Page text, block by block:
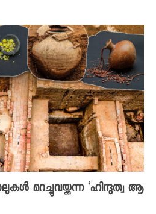
മറച്ചുവയ്ക്കുന്ന ‘ഹിന്ദുത്വ ആ